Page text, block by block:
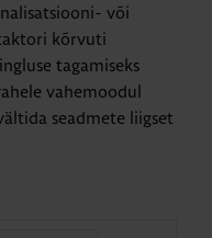
või
kõrvuti
tagamiseks
vahemoodul
seadmete liigset